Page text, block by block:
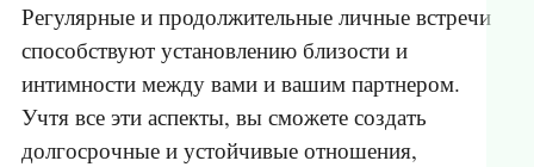
Регулярные и продолжительные личные встречи
способствуют установлению близости и
интимности между вами и вашим партнером.
Учтя все эти аспекты, вы сможете создать
долгосрочные и устойчивые отношения,